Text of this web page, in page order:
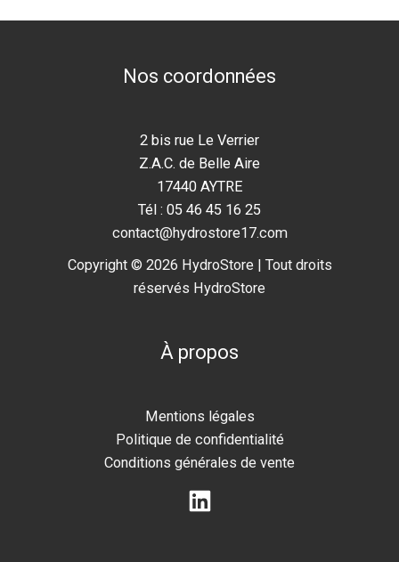
Nos coordonnées
2 bis rue Le Verrier
Z.A.C. de Belle Aire
17440 AYTRE
Tél : 05 46 45 16 25
contact@hydrostore17.com
Copyright © 2026 HydroStore | Tout droits
réservés HydroStore
À propos
Mentions légales
Politique de confidentialité
Conditions générales de vente